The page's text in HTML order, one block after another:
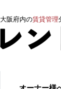
大阪府内の賃貸管理